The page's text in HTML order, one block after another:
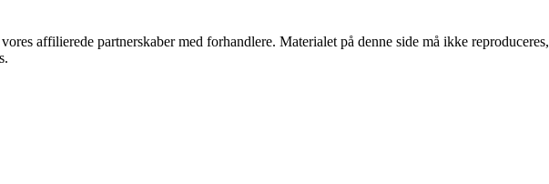
affilierede partnerskaber med forhandlere. Materialet på denne side må ikke reproduceres,